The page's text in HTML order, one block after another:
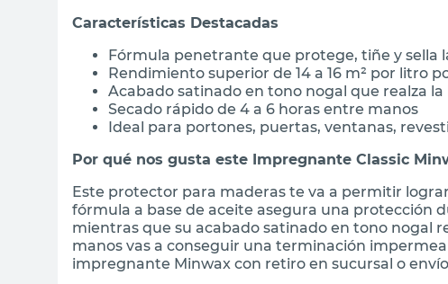
Características Destacadas
Fórmula penetrante que protege, tiñe y sella
Rendimiento superior de 14 a 16 m² por litro
Acabado satinado en tono nogal que realza
Secado rápido de 4 a 6 horas entre manos
Ideal para portones, puertas, ventanas,
Por qué nos gusta este Impregnante Classic
Este protector para maderas te va a permitir
fórmula a base de aceite asegura una protección
mientras que su acabado satinado en tono nogal
manos vas a conseguir una terminación
impregnante Minwax con retiro en sucursal o